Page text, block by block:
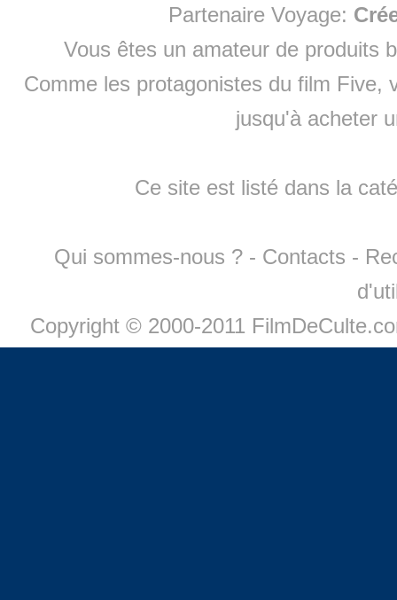
Partenaire Voyage:
Vous êtes un amateur de produits
Comme les protagonistes du film Five,
jusqu'à acheter
Ce site est listé dans la
Qui sommes-nous ? - Contacts -
Copyright © 2000-2011